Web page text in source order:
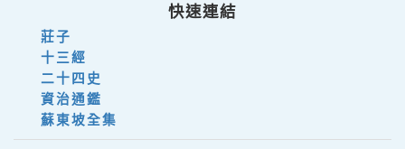
快速連結
莊子
十三經
二十四史
資治通鑑
蘇東坡全集